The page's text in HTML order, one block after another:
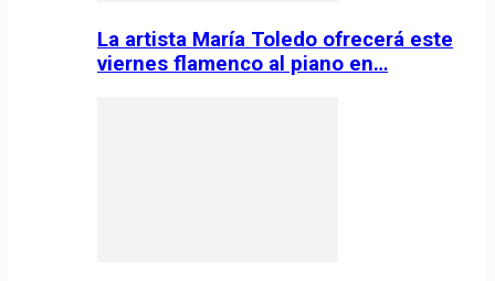
La artista María Toledo ofrecerá este
viernes flamenco al piano en…